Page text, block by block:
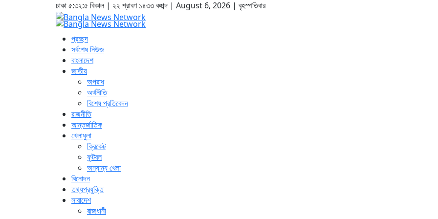
ঢাকা৫:৩২:৬ বিকাল | ২২ শ্রাবণ ১৪৩৩ বঙ্গাব্দ | August 6, 2026 | বৃহস্পতিবার
প্রচ্ছদ
সর্বশেষ নিউজ
বাংলাদেশ
জাতীয়
অপরাধ
অর্থনীতি
বিশেষ প্রতিবেদন
রাজনীতি
আন্তর্জাতিক
খেলাধুলা
ক্রিকেট
ফুটবল
অন্যান্য খেলা
বিনোদন
তথ্যপ্রযুক্তি
সারাদেশ
রাজধানী